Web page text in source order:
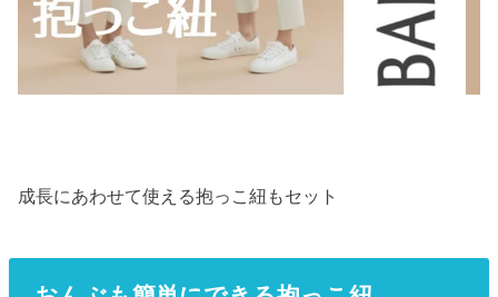
成長にあわせて使える抱っこ紐もセット